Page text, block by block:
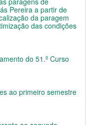
Pereira a partir de
da paragem
das condições
do 51.º Curso
ao primeiro semestre